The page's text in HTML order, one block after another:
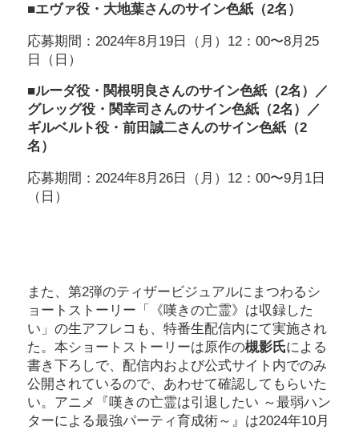
■エヴァ役・大地葉さんのサイン色紙（2名）
応募期間：2024年8月19日（月）12：00〜8月25
日（日）
■ルーダ役・関根明良さんのサイン色紙（2名）／
グレッグ役・関幸司さんのサイン色紙（2名）／
ギルベルト役・前田誠二さんのサイン色紙（2
名）
応募期間：2024年8月26日（月）12：00〜9月1日
（日）
また、第2弾のティザービジュアルにまつわるシ
ョートストーリー「《嘆きの亡霊》は収録した
い」の生アフレコも、特番生配信内にて実施され
た。本ショートストーリーは原作の槻影氏による
書き下ろしで、配信内および公式サイト内でのみ
公開されているので、あわせて確認してもらいた
い。アニメ『嘆きの亡霊は引退したい ～最弱ハン
ターによる最強パーティ育成術～』は2024年10月